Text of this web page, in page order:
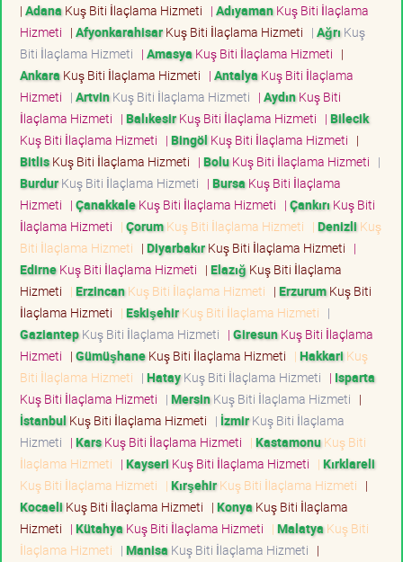
| Adana Kuş Biti İlaçlama Hizmeti | AdıyamanKuş Biti İlaçlama
Hizmeti | AfyonkarahisarKuş Biti İlaçlama Hizmeti | Ağrı Kuş
Biti İlaçlama Hizmeti | Amasya Kuş Biti İlaçlama Hizmeti |
Ankara Kuş Biti İlaçlama Hizmeti | Antalya Kuş Biti İlaçlama
Hizmeti | ArtvinKuş Biti İlaçlama Hizmeti | AydınKuş Biti
İlaçlama Hizmeti | BalıkesirKuş Biti İlaçlama Hizmeti | Bilecik
Kuş Biti İlaçlama Hizmeti | Bingöl Kuş Biti İlaçlama Hizmeti |
BitlisKuş Biti İlaçlama Hizmeti | BoluKuş Biti İlaçlama Hizmeti |
BurdurKuş Biti İlaçlama Hizmeti | Bursa Kuş Biti İlaçlama
Hizmeti | ÇanakkaleKuş Biti İlaçlama Hizmeti | Çankırı Kuş Biti
İlaçlama Hizmeti | ÇorumKuş Biti İlaçlama Hizmeti | Denizli Kuş
Biti İlaçlama Hizmeti | DiyarbakırKuş Biti İlaçlama Hizmeti |
EdirneKuş Biti İlaçlama Hizmeti | Elazığ Kuş Biti İlaçlama
Hizmeti | ErzincanKuş Biti İlaçlama Hizmeti | ErzurumKuş Biti
İlaçlama Hizmeti | EskişehirKuş Biti İlaçlama Hizmeti |
GaziantepKuş Biti İlaçlama Hizmeti | GiresunKuş Biti İlaçlama
Hizmeti | GümüşhaneKuş Biti İlaçlama Hizmeti | Hakkari Kuş
Biti İlaçlama Hizmeti | HatayKuş Biti İlaçlama Hizmeti | Isparta
Kuş Biti İlaçlama Hizmeti | MersinKuş Biti İlaçlama Hizmeti |
İstanbul Kuş Biti İlaçlama Hizmeti | İzmirKuş Biti İlaçlama
Hizmeti | KarsKuş Biti İlaçlama Hizmeti | KastamonuKuş Biti
İlaçlama Hizmeti | Kayseri Kuş Biti İlaçlama Hizmeti | Kırklareli
Kuş Biti İlaçlama Hizmeti | KırşehirKuş Biti İlaçlama Hizmeti |
Kocaeli Kuş Biti İlaçlama Hizmeti | Konya Kuş Biti İlaçlama
Hizmeti | Kütahya Kuş Biti İlaçlama Hizmeti | Malatya Kuş Biti
İlaçlama Hizmeti | Manisa Kuş Biti İlaçlama Hizmeti |